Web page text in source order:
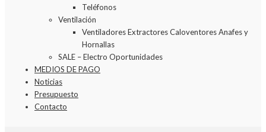
Teléfonos
Ventilación
Ventiladores Extractores Caloventores Anafes y
Hornallas
SALE – Electro Oportunidades
MEDIOS DE PAGO
Noticias
Presupuesto
Contacto